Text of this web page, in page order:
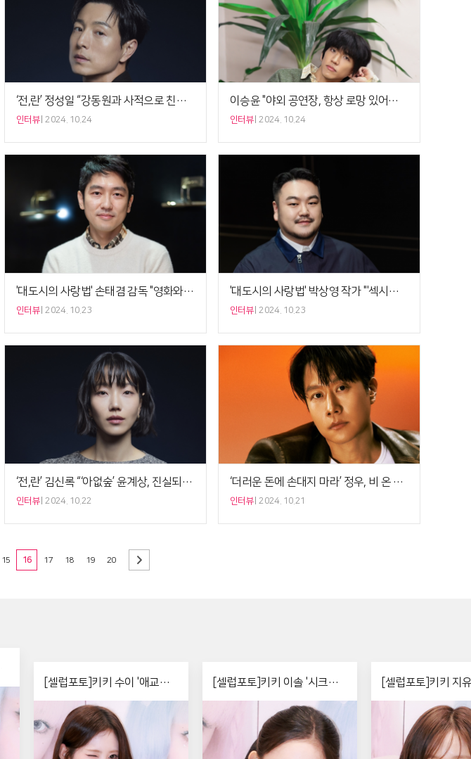
‘전,란’ 정성일 “강동원과 사적으로 친해져…섬에 골프 치러 가기도” [5분 인터뷰]
인터뷰 2024. 10.24
이승윤 "야외 공연장, 항상 로망 있어…좋았던 경험" [비하인드]
인터뷰 2024. 10.24
'대도시의 사랑법' 손태겸 감독 "영화와 공개 시기 겹칠지 몰라…윈윈하길"[5분 인터뷰]
인터뷰 2024. 10.23
'대도시의 사랑법' 박상영 작가 "'섹시러브' 내 아이디어…티아라 팬이야"[비하인드]
인터뷰 2024. 10.23
‘전,란’ 김신록 “‘아없숲’ 윤계상, 진실되고 순수한 연기에 감동” [5분 인터뷰]
인터뷰 2024. 10.22
‘더러운 돈에 손대지 마라’ 정우, 비 온 뒤 땅 굳는다 [인터뷰]
인터뷰 2024. 10.21
15 16 17 18 19 20
[셀럽포토]키키 수이 '애교만
점 윙크'
[셀럽포토]키키 이솔 '시크한
매력'
[셀럽포토]키키 지
단발'